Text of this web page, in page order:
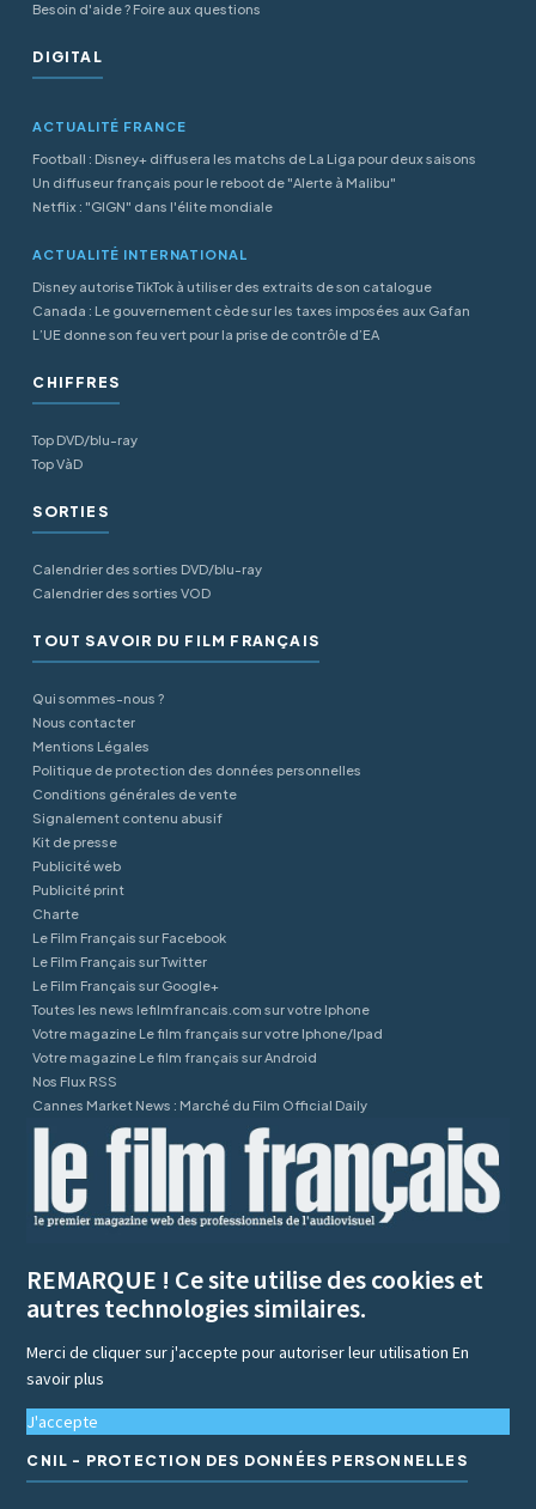
Besoin d'aide ? Foire aux questions
DIGITAL
ACTUALITÉ FRANCE
Football : Disney+ diffusera les matchs de La Liga pour deux saisons
Un diffuseur français pour le reboot de "Alerte à Malibu"
Netflix : "GIGN" dans l'élite mondiale
ACTUALITÉ INTERNATIONAL
Disney autorise TikTok à utiliser des extraits de son catalogue
Canada : Le gouvernement cède sur les taxes imposées aux Gafan
L’UE donne son feu vert pour la prise de contrôle d’EA
CHIFFRES
Top DVD/blu-ray
Top VàD
SORTIES
Calendrier des sorties DVD/blu-ray
Calendrier des sorties VOD
TOUT SAVOIR DU FILM FRANÇAIS
Qui sommes-nous ?
Nous contacter
Mentions Légales
Politique de protection des données personnelles
Conditions générales de vente
Signalement contenu abusif
Kit de presse
Publicité web
Publicité print
Charte
Le Film Français sur Facebook
Le Film Français sur Twitter
Le Film Français sur Google+
Toutes les news lefilmfrancais.com sur votre Iphone
Votre magazine Le film français sur votre Iphone/Ipad
Votre magazine Le film français sur Android
Nos Flux RSS
Cannes Market News : Marché du Film Official Daily
REMARQUE ! Ce site utilise des cookies et
autres technologies similaires.
Merci de cliquer sur j'accepte pour autoriser leur utilisationEn
savoir plus
J'accepte
CNIL - PROTECTION DES DONNÉES PERSONNELLES